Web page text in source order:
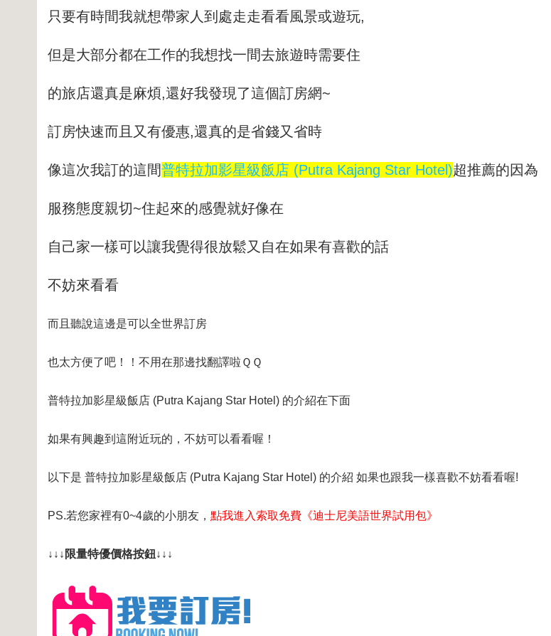
只要有時間我就想帶家人到處走走看看風景或遊玩,
但是大部分都在工作的我想找一間去旅遊時需要住
的旅店還真是麻煩,還好我發現了這個訂房網~
訂房快速而且又有優惠,還真的是省錢又省時
像這次我訂的這間普特拉加影星級飯店 (Putra Kajang Star Hotel)超推薦的因為
服務態度親切~住起來的感覺就好像在
自己家一樣可以讓我覺得很放鬆又自在如果有喜歡的話
不妨來看看
而且聽說這邊是可以全世界訂房
也太方便了吧！！不用在那邊找翻譯啦ＱＱ
普特拉加影星級飯店 (Putra Kajang Star Hotel) 的介紹在下面
如果有興趣到這附近玩的，不妨可以看看喔！
以下是 普特拉加影星級飯店 (Putra Kajang Star Hotel) 的介紹 如果也跟我一樣喜歡不妨看看喔!
PS.若您家裡有0~4歲的小朋友， 點我進入索取免費《迪士尼美語世界試用包》
↓↓↓限量特優價格按鈕↓↓↓